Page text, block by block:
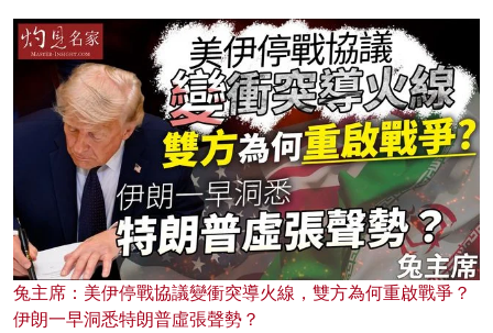
兔主席：美伊停戰協議變衝突導火線，雙方為何重啟戰爭？
伊朗一早洞悉特朗普虛張聲勢？